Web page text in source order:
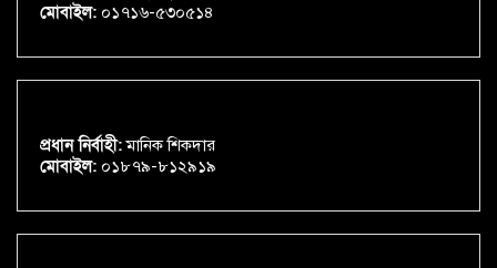
মোবাইল: ০১৭১৬-৫৩০৫১৪
প্রধান নির্বাহী:মানিক শিকদার
মোবাইল: ০১৮৭৯-৮১২৯১৯